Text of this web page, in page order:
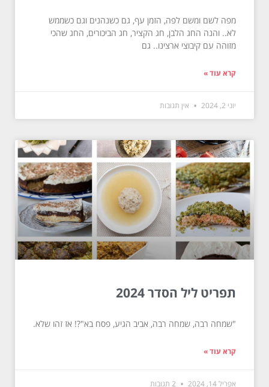
מפה לשם ומשם לפה, הזמן עף, גם כשנהנים וגם כשממש
לא.. והנה החג הלבן, חג הקציר, חג הביכורים, החג שהכי
מזוהה עם קיבוצי ארצינו.. גם
קרא עוד »
יוני 2, 2024 אין תגובות
תפריט ליל הסדר 2024
"שמחה רבה, שמחה רבה, אביב הגיע, פסח בא"?! אז זהו שלא.
קרא עוד »
אפריל 14, 2024